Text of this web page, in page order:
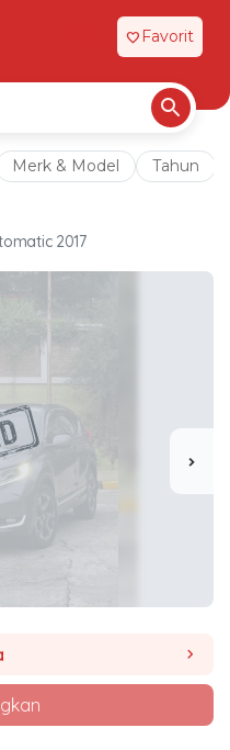
favorite Favorit
Merk & Model Tahun
2017
chevron_right
chevron_right